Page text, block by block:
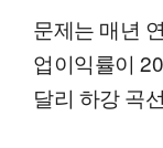
문제는 매년
업이익률이
달리 하강 곡